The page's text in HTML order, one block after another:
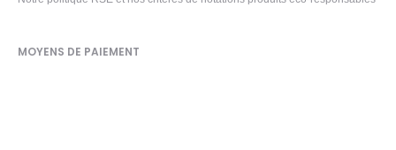
MOYENS DE PAIEMENT